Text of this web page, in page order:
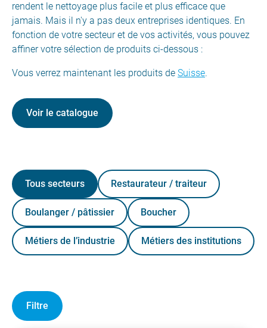
rendent le nettoyage plus facile et plus efficace que
jamais. Mais il n'y a pas deux entreprises identiques. En
fonction de votre secteur et de vos activités, vous pouvez
affiner votre sélection de produits ci-dessous :
Vous verrez maintenant les produits de Suisse.
Voir le catalogue
Tous secteurs Restaurateur / traiteur
Boulanger / pâtissier Boucher
Métiers de l’industrie Métiers des institutions
Filtre